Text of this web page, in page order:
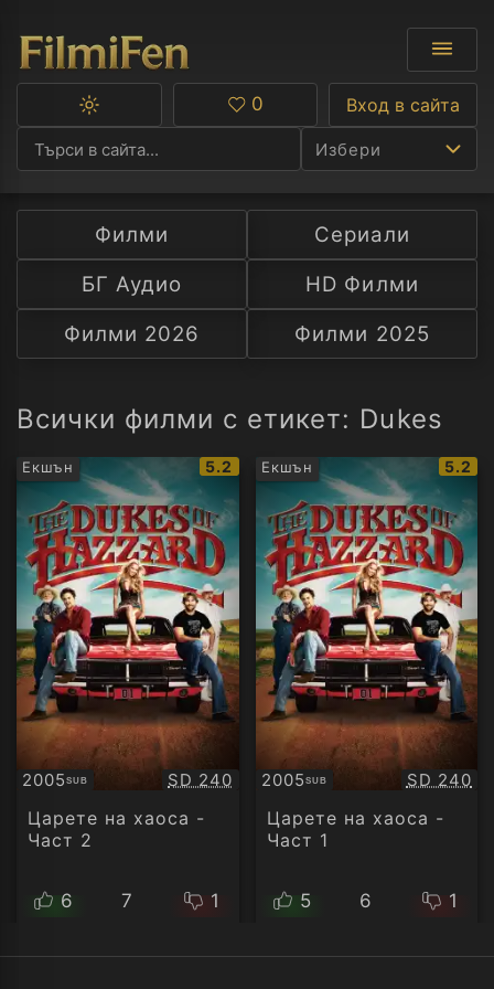
Избери
Ф
С
А
Превключване
тъмна
тема
Любими
0 Вход в сайта
Филми
Сериали
БГ Аудио
HD Филми
Филми 2026
Филми 2025
Всички филми с етикет: Dukes
Екшън
IMDb
рейтинг:
5.2
2005SUB
Субтитри Качество:
SD 240
Царете на хаоса -
Част 2
6 7 1
Екшън
IMDb
5.2
2005SUB
Субтитри SD 240
Царете на хаоса -
Част 1
5 6 1